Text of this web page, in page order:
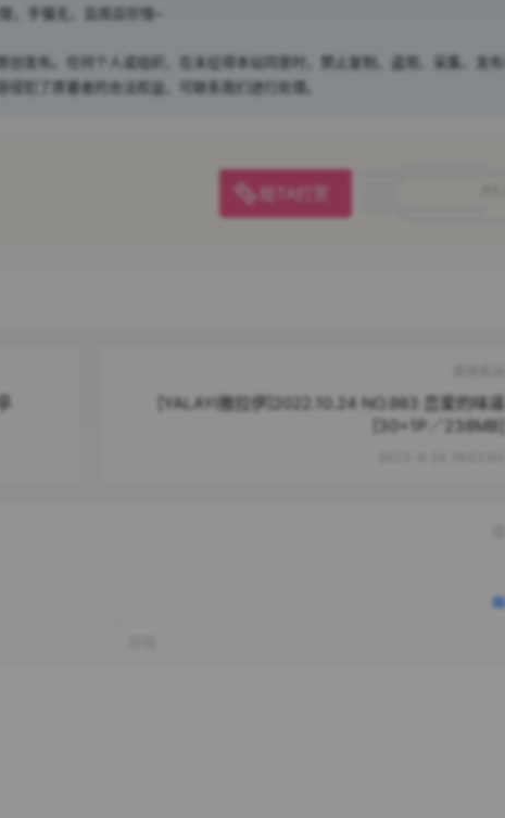
，手慢无，且用且珍惜~
创发布。任何个人或组织，在未征得本站同意时，禁止复制、盗用、采集、发
犯了原著者的合法权益，可联系我们进行处理。
给TA打赏
[YALAYI雅拉伊]2022.10.24 NO.983 恋爱的味道
[30+1P／238MB]